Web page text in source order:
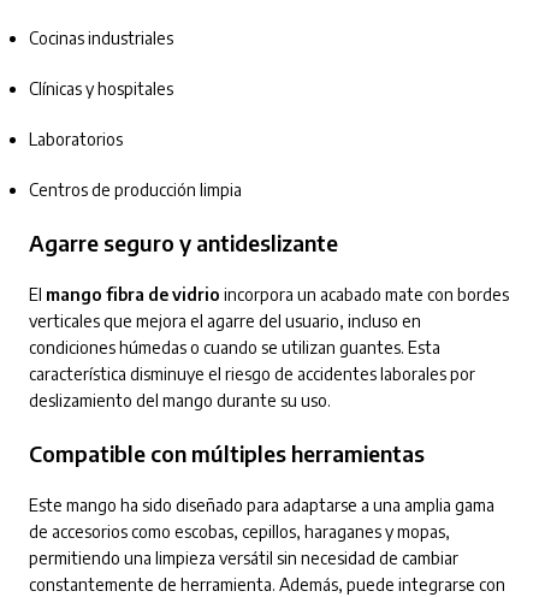
Cocinas industriales
Clínicas y hospitales
Laboratorios
Centros de producción limpia
Agarre seguro y antideslizante
El mango fibra de vidrio incorpora un acabado mate con bordes
verticales que mejora el agarre del usuario, incluso en
condiciones húmedas o cuando se utilizan guantes. Esta
característica disminuye el riesgo de accidentes laborales por
deslizamiento del mango durante su uso.
Compatible con múltiples herramientas
Este mango ha sido diseñado para adaptarse a una amplia gama
de accesorios como escobas, cepillos, haraganes y mopas,
permitiendo una limpieza versátil sin necesidad de cambiar
constantemente de herramienta. Además, puede integrarse con